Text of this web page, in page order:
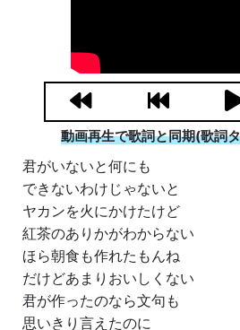
動画再生で歌詞と同期(歌詞
君がいないと何にも
できないわけじゃないと
ヤカンを火にかけたけど
紅茶のありかがわからない
ほら朝食も作れたもんね
だけどあまりおいしくない
君が作ったのなら文句も
思いきり言えたのに